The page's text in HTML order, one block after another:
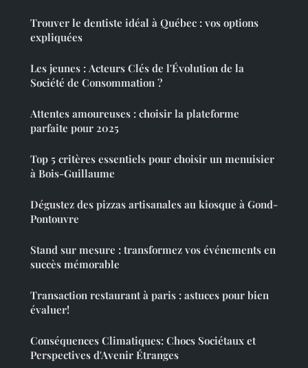
Trouver le dentiste idéal à Québec : vos options
expliquées
Les jeunes : Acteurs Clés de l'Évolution de la
Société de Consommation ?
Attentes amoureuses : choisir la plateforme
parfaite pour 2025
Top 5 critères essentiels pour choisir un menuisier
à Bois-Guillaume
Dégustez des pizzas artisanales au kiosque à Gond-
Pontouvre
Stand sur mesure : transformez vos événements en
succès mémorable
Transaction restaurant à paris : astuces pour bien
évaluer!
Conséquences Climatiques: Chocs Sociétaux et
Perspectives d'Avenir Étranges